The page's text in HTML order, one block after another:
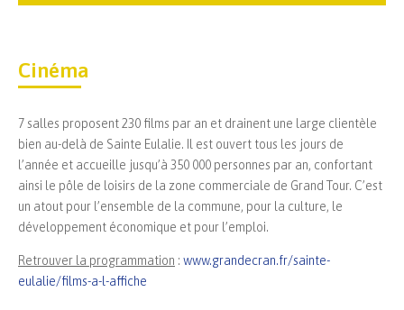
Cinéma
7 salles proposent 230 films par an et drainent une large clientèle
bien au-delà de Sainte Eulalie. Il est ouvert tous les jours de
l’année et accueille jusqu’à 350 000 personnes par an, confortant
ainsi le pôle de loisirs de la zone commerciale de Grand Tour. C’est
un atout pour l’ensemble de la commune, pour la culture, le
développement économique et pour l’emploi.
Retrouver la programmation : www.grandecran.fr/sainte-
eulalie/films-a-l-affiche